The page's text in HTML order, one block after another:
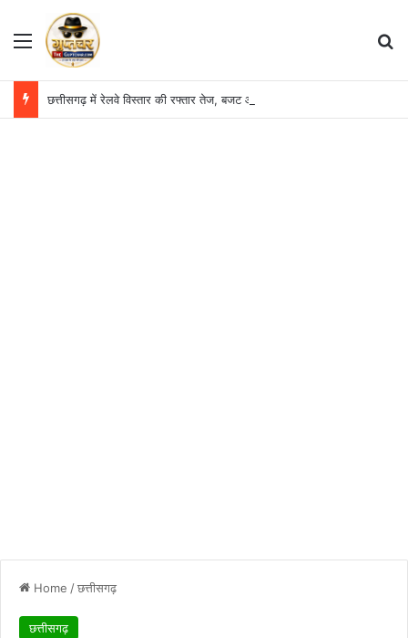
Menu
Home /छत्तीसगढ़
छत्तीसगढ़